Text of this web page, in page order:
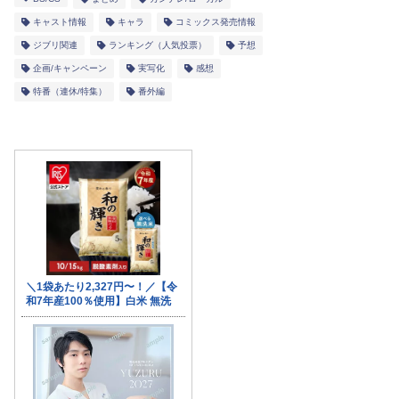
キャスト情報 キャラ コミックス発売情報
ジブリ関連 ランキング（人気投票） 予想
企画/キャンペーン 実写化 感想
特番（連休/特集） 番外編